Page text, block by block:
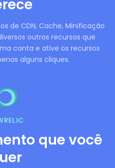
de CDN, Cache, Minificação
outros recursos que
conta e ative os recursos
alguns cliques.
que você